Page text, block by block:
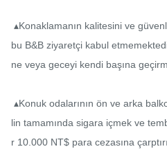
bu B&B ziyaretçi kabul
ne veya geceyi kendi başına
lin tamamında sigara içmek ve
r 10.000 NT$ para cezasına